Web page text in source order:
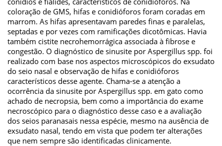
coloração de GMS, hifas e conidióforos foram coradas em
marrom. As hifas apresentavam paredes finas e paralelas,
septadas e por vezes com ramificações dicotômicas. Havia
também cistite necrohemorrágica associada à fibrose e
congestão. O diagnóstico de sinusite por Aspergillus spp. foi
realizado com base nos aspectos microscópicos do exsudato
do seio nasal e observação de hifas e conidióforos
característicos desse agente. Chama-se a atenção a
ocorrência da sinusite por Aspergillus spp. em gato como
achado de necropsia, bem como a importância do exame
necroscópico para o diagnóstico desse caso e a avaliação
dos seios paranasais nessa espécie, mesmo na ausência de
exsudato nasal, tendo em vista que podem ter alterações
que nem sempre são identificadas clinicamente.